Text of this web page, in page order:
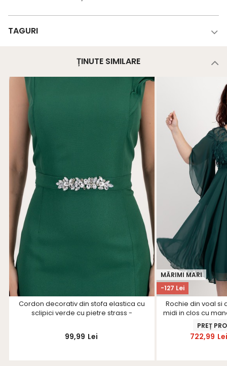
TAGURI
ȚINUTE SIMILARE
Cordon decorativ din stofa elastica cu
sclipici verde cu pietre strass -
99,99 Lei
-127 Lei
MĂRIMI MARI
Rochie din voal
midi in clos cu
PREȚ
722,99 Lei